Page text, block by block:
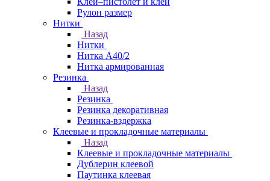
Рулон размер
Нитки
Назад
Нитки
Нитка А40/2
Нитка армированная
Резинка
Назад
Резинка
Резинка декоративная
Резинка-вздержка
Клеевые и прокладочные материалы
Назад
Клеевые и прокладочные материалы
Дублерин клеевой
Паутинка клеевая